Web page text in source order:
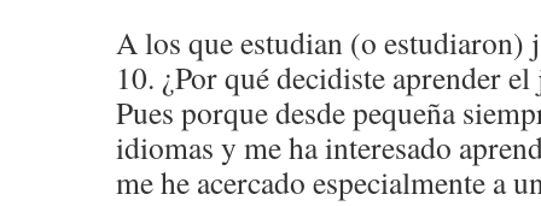
A los que estudian (o estudiaron)
10. ¿Por qué decidiste aprender el
Pues porque desde pequeña
idiomas y me ha interesado
me he acercado especialmente a